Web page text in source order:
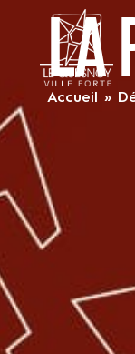
LA
Accueil »